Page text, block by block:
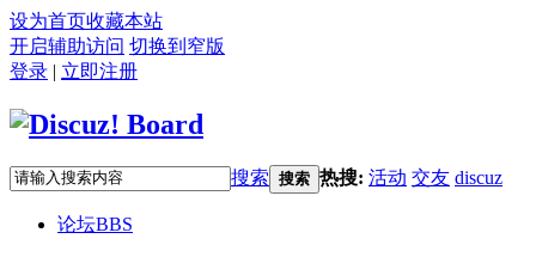
设为首页收藏本站
开启辅助访问 切换到窄版
登录 | 立即注册
搜索 搜索 热搜: 活动 交友 discuz
论坛BBS